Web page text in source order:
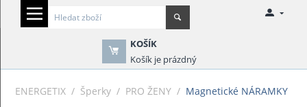
KOŠÍK
Košík je prázdný
ENERGETIX / Šperky / PRO ŽENY / Magnetické NÁRAMKY